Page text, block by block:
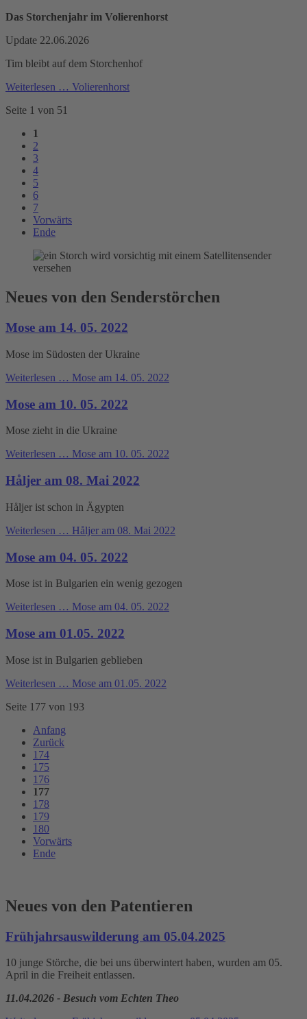
Das Storchenjahr im Volierenhorst
Update 22.06.2026
Tim bleibt auf dem Storchenhof
Weiterlesen … Volierenhorst
Seite 1 von 51
1
2
3
4
5
6
7
Vorwärts
Ende
Neues von den Senderstörchen
Mose am 14. 05. 2022
Mose im Südosten der Ukraine
Weiterlesen … Mose am 14. 05. 2022
Mose am 10. 05. 2022
Mose zieht in die Ukraine
Weiterlesen … Mose am 10. 05. 2022
Håljer am 08. Mai 2022
Håljer ist schon in Ägypten
Weiterlesen … Håljer am 08. Mai 2022
Mose am 04. 05. 2022
Mose ist in Bulgarien ein wenig gezogen
Weiterlesen … Mose am 04. 05. 2022
Mose am 01.05. 2022
Mose ist in Bulgarien geblieben
Weiterlesen … Mose am 01.05. 2022
Seite 177 von 193
Anfang
Zurück
174
175
176
177
178
179
180
Vorwärts
Ende
Neues von den Patentieren
Frühjahrsauswilderung am 05.04.2025
10 junge Störche, die bei uns überwintert haben, wurden am 05.
April in die Freiheit entlassen.
11.04.2026 - Besuch vom Echten Theo